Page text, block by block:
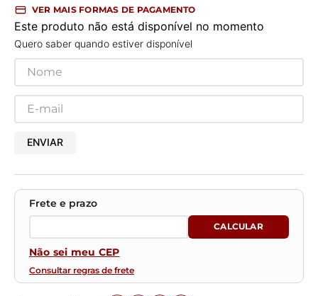
VER MAIS FORMAS DE PAGAMENTO
Este produto não está disponível no momento
Quero saber quando estiver disponível
ENVIAR
Não sei meu CEP
Consultar regras de frete